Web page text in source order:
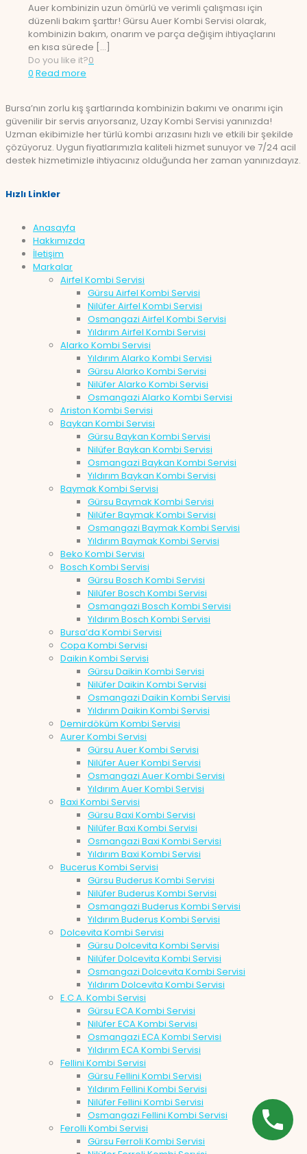
Auer kombinizin uzun ömürlü ve verimli çalışması için
düzenli bakım şarttır! Gürsu Auer Kombi Servisi olarak,
kombinizin bakım, onarım ve parça değişim ihtiyaçlarını
en kısa sürede […]
Do you like it?0
0 Read more
Bursa’nın zorlu kış şartlarında kombinizin bakımı ve onarımı için
güvenilir bir servis arıyorsanız, Uzay Kombi Servisi yanınızda!
Uzman ekibimizle her türlü kombi arızasını hızlı ve etkili bir şekilde
çözüyoruz. Uygun fiyatlarımızla kaliteli hizmet sunuyor ve 7/24 acil
destek hizmetimizle ihtiyacınız olduğunda her zaman yanınızdayız.
Hızlı Linkler
Anasayfa
Hakkımızda
İletişim
Markalar
Airfel Kombi Servisi
Gürsu Airfel Kombi Servisi
Nilüfer Airfel Kombi Servisi
Osmangazi Airfel Kombi Servisi
Yıldırım Airfel Kombi Servisi
Alarko Kombi Servisi
Yıldırım Alarko Kombi Servisi
Gürsu Alarko Kombi Servisi
Nilüfer Alarko Kombi Servisi
Osmangazi Alarko Kombi Servisi
Ariston Kombi Servisi
Baykan Kombi Servisi
Gürsu Baykan Kombi Servisi
Nilüfer Baykan Kombi Servisi
Osmangazi Baykan Kombi Servisi
Yıldırım Baykan Kombi Servisi
Baymak Kombi Servisi
Gürsu Baymak Kombi Servisi
Nilüfer Baymak Kombi Servisi
Osmangazi Baymak Kombi Servisi
Yıldırım Baymak Kombi Servisi
Beko Kombi Servisi
Bosch Kombi Servisi
Gürsu Bosch Kombi Servisi
Nilüfer Bosch Kombi Servisi
Osmangazi Bosch Kombi Servisi
Yıldırım Bosch Kombi Servisi
Bursa’da Kombi Servisi
Copa Kombi Servisi
Daikin Kombi Servisi
Gürsu Daikin Kombi Servisi
Nilüfer Daikin Kombi Servisi
Osmangazi Daikin Kombi Servisi
Yıldırım Daikin Kombi Servisi
Demirdöküm Kombi Servisi
Aurer Kombi Servisi
Gürsu Auer Kombi Servisi
Nilüfer Auer Kombi Servisi
Osmangazi Auer Kombi Servisi
Yıldırım Auer Kombi Servisi
Baxi Kombi Servisi
Gürsu Baxi Kombi Servisi
Nilüfer Baxi Kombi Servisi
Osmangazi Baxi Kombi Servisi
Yıldırım Baxi Kombi Servisi
Bucerus Kombi Servisi
Gürsu Buderus Kombi Servisi
Nilüfer Buderus Kombi Servisi
Osmangazi Buderus Kombi Servisi
Yıldırım Buderus Kombi Servisi
Dolcevita Kombi Servisi
Gürsu Dolcevita Kombi Servisi
Nilüfer Dolcevita Kombi Servisi
Osmangazi Dolcevita Kombi Servisi
Yıldırım Dolcevita Kombi Servisi
E.C.A. Kombi Servisi
Gürsu ECA Kombi Servisi
Nilüfer ECA Kombi Servisi
Osmangazi ECA Kombi Servisi
Yıldırım ECA Kombi Servisi
Fellini Kombi Servisi
Gürsu Fellini Kombi Servisi
Yıldırım Fellini Kombi Servisi
Nilüfer Fellini Kombi Servisi
Osmangazi Fellini Kombi Servisi
Ferolli Kombi Servisi
Gürsu Ferroli Kombi Servisi